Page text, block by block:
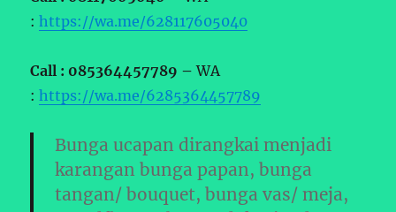
:https://wa.me/628117605040
Call : 085364457789 –WA
:https://wa.me/6285364457789
Bunga ucapan dirangkai menjadi
karangan bunga papan, bunga
tangan/ bouquet, bunga vas/ meja,